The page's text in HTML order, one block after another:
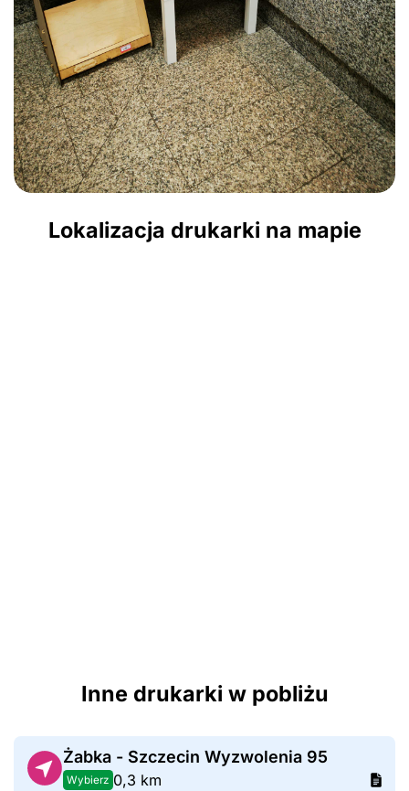
Lokalizacja drukarki na mapie
Inne drukarki w pobliżu
Żabka - Szczecin Wyzwolenia 95
Wybierz 0,3 km